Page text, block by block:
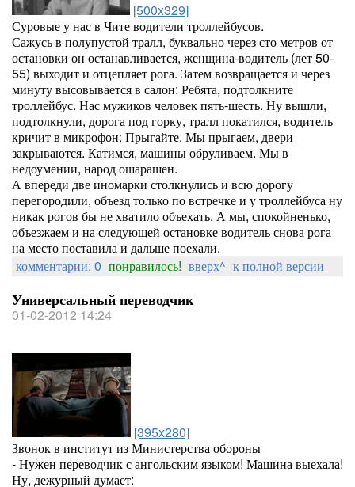
[500x329]
Суровые у нас в Чите водители троллейбусов.
Сажусь в полупустой тралл, буквально через сто метров от
остановки он останавливается, женщина-водитель (лет 50-
55) выходит и отцепляет рога. Затем возвращается и через
минуту высовывается в салон: Ребята, подтолкните
троллейбус. Нас мужиков человек пять-шесть. Ну вышли,
подтолкнули, дорога под горку, тралл покатился, водитель
кричит в микрофон: Прыгайте. Мы прыгаем, двери
закрываются. Катимся, машины обруливаем. Мы в
недоумении, народ ошарашен.
А впереди две иномарки столкнулись и всю дорогу
перегородили, объезд только по встречке и у троллейбуса ну
никак рогов бы не хватило объехать. А мы, спокойненько,
объезжаем и на следующей остановке водитель снова рога
на место поставила и дальше поехали.
комментарии: 0 понравилось! вверх^ к полной версии
Универсальный переводчик
01-02-2012 14:24
[395x280]
Звонок в институт из Министерства обороны
- Нужен переводчик с ангольским языком! Машина выехала!
Ну, дежурный думает: